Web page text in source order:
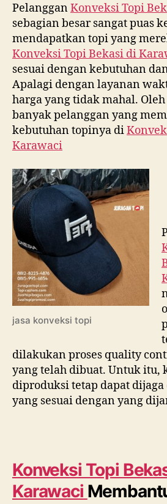
PelangganKonveksi Topi
sebagian besar sangat puas
mendapatkan topi yang
Konveksi Topi Bekasi di
sesuai dengan kebutuhan
Apalagi dengan layanan
harga yang tidak mahal.
banyak pelanggan yang
kebutuhan topinya di
Karawaci
jasa konveksi topi
dilakukan proses quality
yang telah dibuat. Untuk itu,
diproduksi tetap dapat
yang sesuai dengan yang
Konveksi Topi
Karawaci